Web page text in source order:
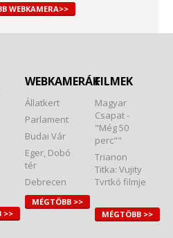
WEBKAMERA>>
>>
WEBKAMERÁK
Állatkert
Parlament
Budai Vár
Eger, Dobó
tér
Debrecen
MÉGTÖBB >>
FILMEK
Magyar
Csapat -
"Még 50
perc""
Trianon
Titka: Vujity
Tvrtkó filmje
MÉGTÖBB >>